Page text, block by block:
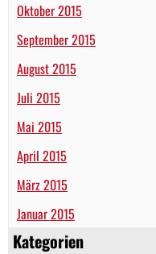
Oktober 2015
September 2015
August 2015
Juli 2015
Mai 2015
April 2015
März 2015
Januar 2015
Kategorien